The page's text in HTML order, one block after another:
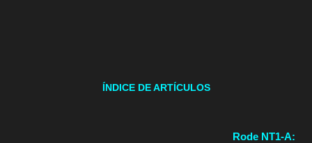
ÍNDICE DE ARTÍCULOS
Rode NT1-A: